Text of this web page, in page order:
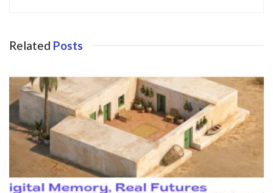
Related Posts